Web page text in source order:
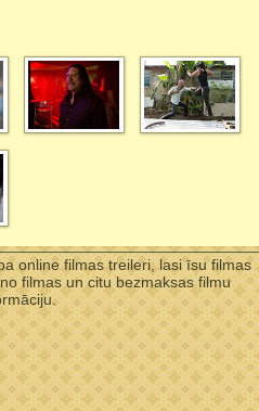
online filmas treileri, lasi īsu filmas
filmas un citu bezmaksas filmu